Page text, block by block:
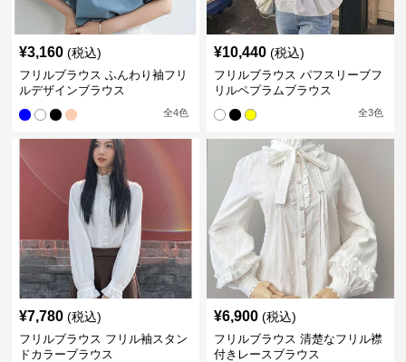
¥3,160 (税込)
フリルブラウス ふんわり袖フリ
ルデザインブラウス
全4色
¥10,440 (税込)
フリルブラウス パフスリーブフ
リルペプラムブラウス
全3色
¥7,780 (税込)
フリルブラウス フリル袖スタン
ドカラーブラウス
¥6,900 (税込)
フリルブラウス 清楚なフリル襟
付きレースブラウス